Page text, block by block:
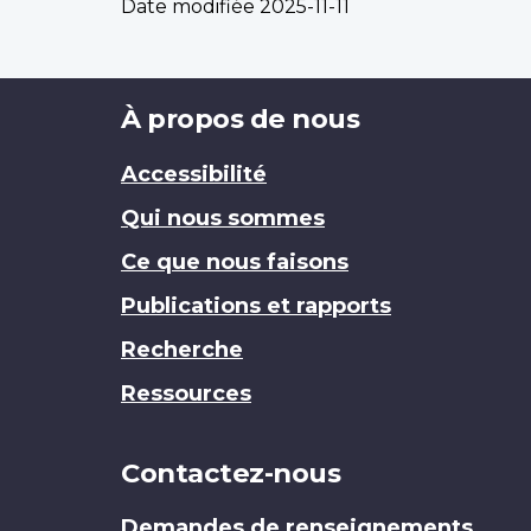
Date modifiée 2025-11-11
Brand
À propos de nous
Accessibilité
Qui nous sommes
Ce que nous faisons
Publications et rapports
Recherche
Ressources
Contactez-nous